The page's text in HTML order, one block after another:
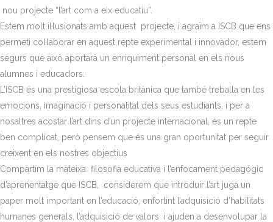
nou projecte “l’art com a eix educatiu”.
Estem molt il·lusionats amb aquest projecte, i agraïm a ISCB que ens
permeti col·laborar en aquest repte experimental i innovador, estem
segurs que això aportarà un enriquiment personal en els nous
alumnes i educadors.
L’ISCB és una prestigiosa escola britànica que també treballa en les
emocions, imaginació i personalitat dels seus estudiants, i per a
nosaltres acostar l’art dins d’un projecte internacional, és un repte
ben complicat, però pensem que és una gran oportunitat per seguir
creixent en els nostres objectius
Compartim la mateixa filosofia educativa i l’enfocament pedagògic
d’aprenentatge que ISCB, considerem que introduir l’art juga un
paper molt important en l’educació, enfortint l’adquisició d’habilitats
humanes generals, l’adquisició de valors i ajuden a desenvolupar la